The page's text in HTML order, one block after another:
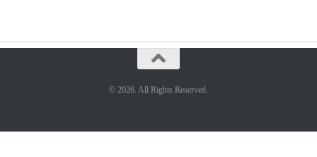
© 2026. All Rights Reserved.